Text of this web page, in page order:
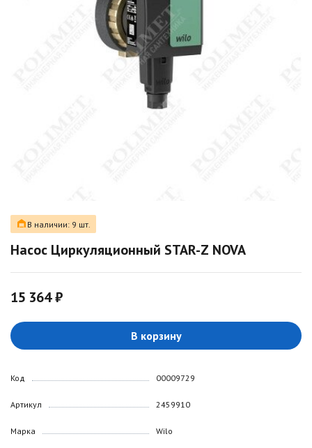
В наличии: 9 шт.
Насос Циркуляционный STAR-Z NOVA
15 364 ₽
В корзину
Код
Артикул
Марка
00009729
2459910
Wilo